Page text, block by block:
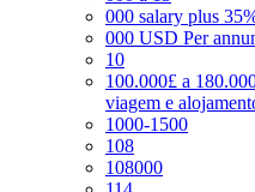
000 salary plus
000 USD Per
10
100.000£ a
viagem e
1000-1500
108
108000